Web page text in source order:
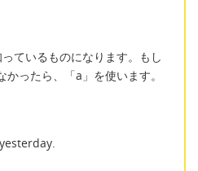
ているものになります。もし
ったら、「a」を使います。